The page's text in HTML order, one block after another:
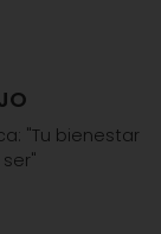
"Tu bienestar